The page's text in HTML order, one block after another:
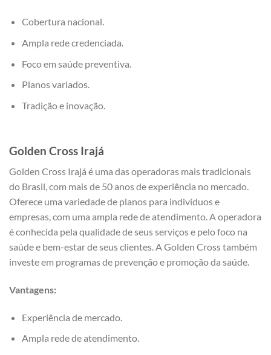
Cobertura nacional.
Ampla rede credenciada.
Foco em saúde preventiva.
Planos variados.
Tradição e inovação.
Golden Cross Irajá
Golden Cross Irajá é uma das operadoras mais tradicionais
do Brasil, com mais de 50 anos de experiência no mercado.
Oferece uma variedade de planos para indivíduos e
empresas, com uma ampla rede de atendimento. A operadora
é conhecida pela qualidade de seus serviços e pelo foco na
saúde e bem-estar de seus clientes. A Golden Cross também
investe em programas de prevenção e promoção da saúde.
Vantagens:
Experiência de mercado.
Ampla rede de atendimento.